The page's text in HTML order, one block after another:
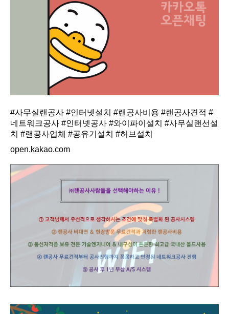
#사무실랜공사 #인터넷설치 #랜공사비용 #랜공사견적 #
네트워크공사 #인터넷공사 #와이파이설치 #사무실랜선설
치 #랜공사업체 #공유기설치 #허브설치
open.kakao.com